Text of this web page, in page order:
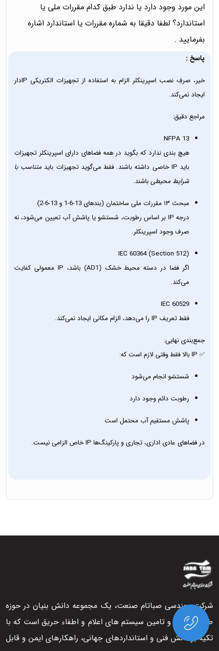
این مورد وجود دارد یا ندارد طبق کدام مقررات ملی یا
استاندارد؟ لطفا دقیقا به شماره مقررات یا استاندارد اشاره
بفرمایید .
پاسخ :
خیر، صرفِ نصب اسپرینکلر الزام به استفاده از تجهیزات الکتریکی IPدار
ایجاد نمی‌کند.
مراجع دقیق:
NFPA 13
هیچ بندی ندارد که بگوید در همه فضاهای دارای اسپرینکلر تجهیزات
باید IP خاصی داشته باشند. فقط می‌گوید تجهیزات باید
متناسب با
شرایط محیطیباشند.
مبحث ۱۳ مقررات ملی ساختمان (بندهای 13-6-1 و 13-6-2)
درجه IP بر اساس رطوبت، شستشو یا پاشش آب تعیین می‌شود، نه
صرف وجود اسپرینکلر.
IEC 60364 (Section 512)
اگر فضا در دسته محیط خشک (AD1) باشد، IP معمولی کفایت
می‌کند.
IEC 60529
فقط تعریف IP را می‌دهد، الزام مکانی ایجاد نمی‌کند.
جمع‌بندی نهایی:
✅ IP بالا فقط وقتی لازم است که:
شستشو انجام می‌شود
رطوبت دائم وجود دارد
پاشش مستقیم آب محتمل است
در فضاهای عادی اداری، تجاری و پارکینگ‌ها IP خاص الزامی نیست.
شرکت مهندسی صباتام صنعت، یک مجموعه دانش بنیان در حوزه
طراحی، اجرا و تامین سیستم های اعلام و اطفاء حریق است که با
تکیه بر دانش فنی و استانداردهای جهانی، راهکارهای ایمن و قابل